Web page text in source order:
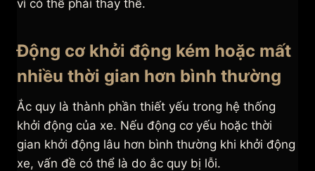
vì có thể phải thay thế.
Động cơ khởi động kém hoặc mất
nhiều thời gian hơn bình thường
Ắc quy là thành phần thiết yếu trong hệ thống
khởi động của xe. Nếu động cơ yếu hoặc thời
gian khởi động lâu hơn bình thường khi khởi động
xe, vấn đề có thể là do ắc quy bị lỗi.